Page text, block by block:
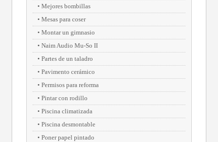
Mejores bombillas
Mesas para coser
Montar un gimnasio
Naim Audio Mu-So II
Partes de un taladro
Pavimento cerámico
Permisos para reforma
Pintar con rodillo
Piscina climatizada
Piscina desmontable
Poner papel pintado